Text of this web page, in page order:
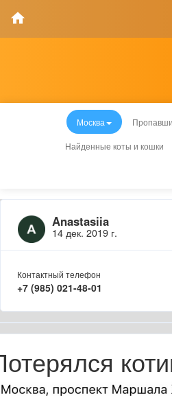
Москва
Найденные коты и кошки
Anastasiia
14 дек. 2019 г.
Контактный телефон
+7 (985) 021-48-01